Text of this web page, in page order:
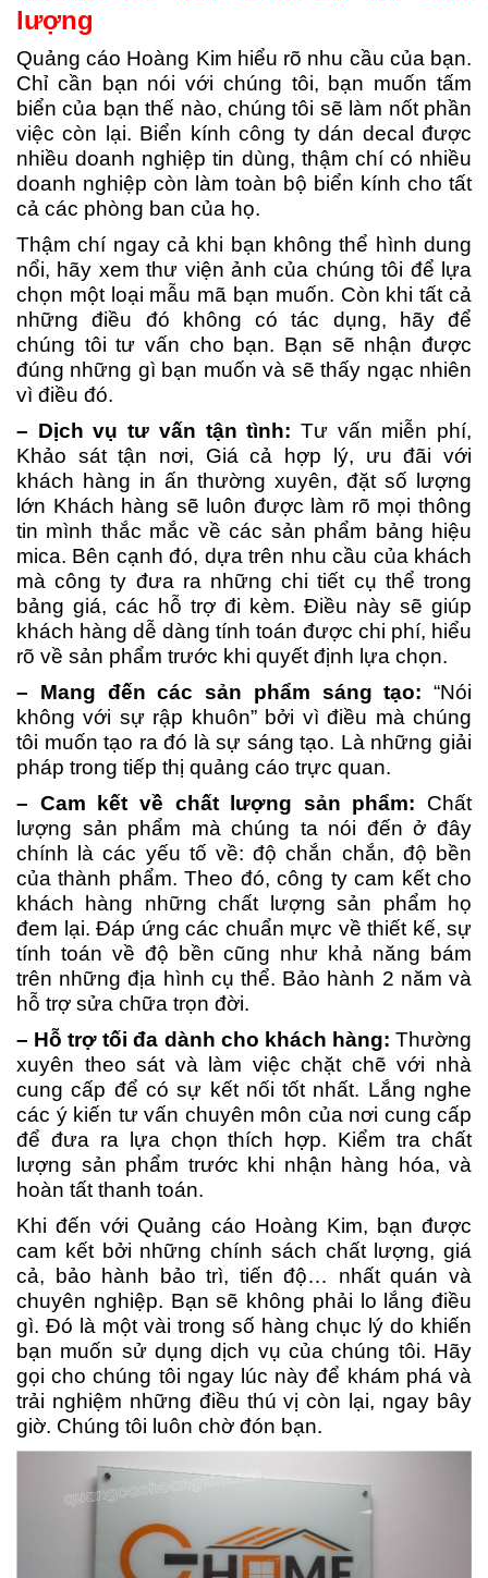
lượng
Quảng cáo Hoàng Kim hiểu rõ nhu cầu của bạn.
Chỉ cần bạn nói với chúng tôi, bạn muốn tấm
biển của bạn thế nào, chúng tôi sẽ làm nốt phần
việc còn lại. Biển kính công ty dán decal được
nhiều doanh nghiệp tin dùng, thậm chí có nhiều
doanh nghiệp còn làm toàn bộ biển kính cho tất
cả các phòng ban của họ.
Thậm chí ngay cả khi bạn không thể hình dung
nổi, hãy xem thư viện ảnh của chúng tôi để lựa
chọn một loại mẫu mã bạn muốn. Còn khi tất cả
những điều đó không có tác dụng, hãy để
chúng tôi tư vấn cho bạn. Bạn sẽ nhận được
đúng những gì bạn muốn và sẽ thấy ngạc nhiên
vì điều đó.
– Dịch vụ tư vấn tận tình: Tư vấn miễn phí,
Khảo sát tận nơi, Giá cả hợp lý, ưu đãi với
khách hàng in ấn thường xuyên, đặt số lượng
lớn Khách hàng sẽ luôn được làm rõ mọi thông
tin mình thắc mắc về các sản phẩm bảng hiệu
mica. Bên cạnh đó, dựa trên nhu cầu của khách
mà công ty đưa ra những chi tiết cụ thể trong
bảng giá, các hỗ trợ đi kèm. Điều này sẽ giúp
khách hàng dễ dàng tính toán được chi phí, hiểu
rõ về sản phẩm trước khi quyết định lựa chọn.
– Mang đến các sản phẩm sáng tạo: “Nói
không với sự rập khuôn” bởi vì điều mà chúng
tôi muốn tạo ra đó là sự sáng tạo. Là những giải
pháp trong tiếp thị quảng cáo trực quan.
– Cam kết về chất lượng sản phẩm: Chất
lượng sản phẩm mà chúng ta nói đến ở đây
chính là các yếu tố về: độ chắn chắn, độ bền
của thành phẩm. Theo đó, công ty cam kết cho
khách hàng những chất lượng sản phẩm họ
đem lại. Đáp ứng các chuẩn mực về thiết kế, sự
tính toán về độ bền cũng như khả năng bám
trên những địa hình cụ thể. Bảo hành 2 năm và
hỗ trợ sửa chữa trọn đời.
– Hỗ trợ tối đa dành cho khách hàng: Thường
xuyên theo sát và làm việc chặt chẽ với nhà
cung cấp để có sự kết nối tốt nhất. Lắng nghe
các ý kiến tư vấn chuyên môn của nơi cung cấp
để đưa ra lựa chọn thích hợp. Kiểm tra chất
lượng sản phẩm trước khi nhận hàng hóa, và
hoàn tất thanh toán.
Khi đến với Quảng cáo Hoàng Kim, bạn được
cam kết bởi những chính sách chất lượng, giá
cả, bảo hành bảo trì, tiến độ… nhất quán và
chuyên nghiệp. Bạn sẽ không phải lo lắng điều
gì. Đó là một vài trong số hàng chục lý do khiến
bạn muốn sử dụng dịch vụ của chúng tôi. Hãy
gọi cho chúng tôi ngay lúc này để khám phá và
trải nghiệm những điều thú vị còn lại, ngay bây
giờ. Chúng tôi luôn chờ đón bạn.